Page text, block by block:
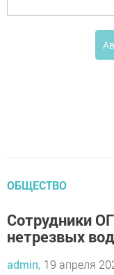
ОБЩЕСТВО
Сотрудники
нетрезвых
admin, 19 апреля